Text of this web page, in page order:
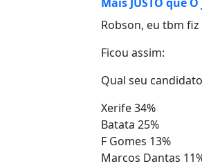
Robson, eu tbm
Ficou assim:
Qual seu
Xerife 34%
Batata 25%
F Gomes 13%
Marcos Dantas